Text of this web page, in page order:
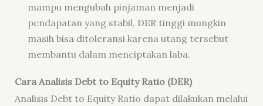
mampu mengubah pinjaman menjadi
pendapatan yang stabil, DER tinggi mungkin
masih bisa ditoleransi karena utang tersebut
membantu dalam menciptakan laba.
Cara Analisis Debt to Equity Ratio (DER)
Analisis Debt to Equity Ratio dapat dilakukan melalui